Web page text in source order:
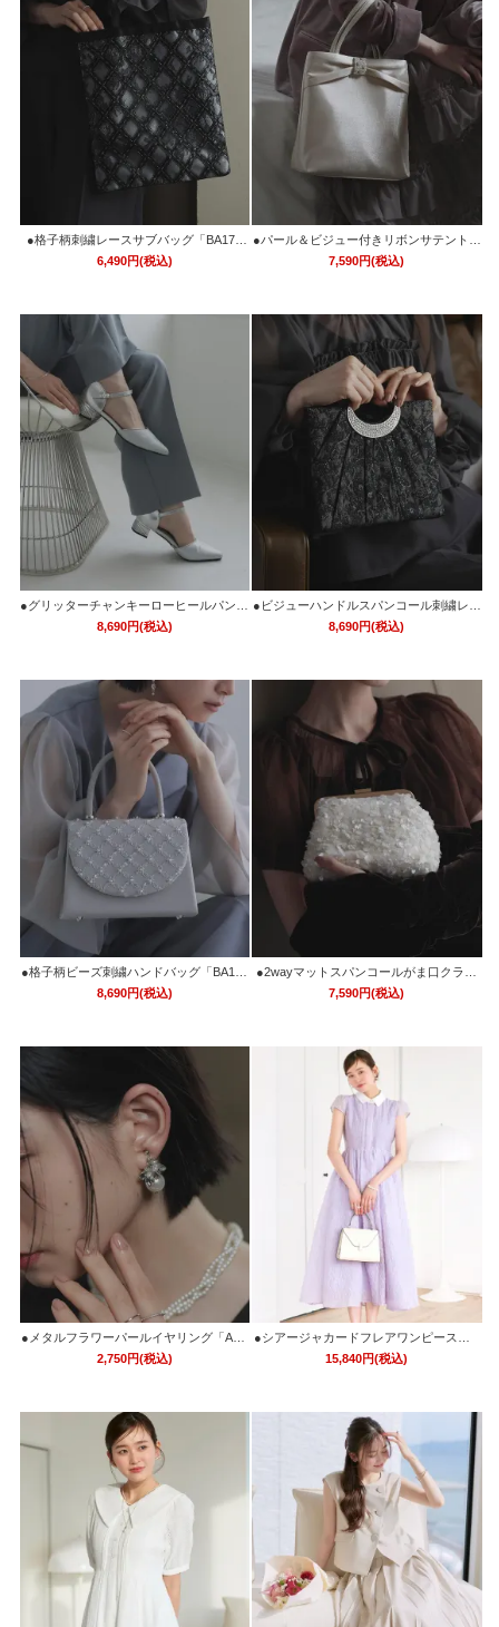
●格子柄刺繍レースサブバッグ「BA175
8」
6,490円(税込)
●パール＆ビジュー付きリボンサテントー
トバッグ「BA1759」
7,590円(税込)
●グリッターチャンキーローヒールパンプ
ス「SH1768」
8,690円(税込)
●ビジューハンドルスパンコール刺繍レー
スハンドバッグ「BA1762」
8,690円(税込)
●格子柄ビーズ刺繍ハンドバッグ「BA176
0」
8,690円(税込)
●2wayマットスパンコールがま口クラッ
チバッグ「BA1761」
7,590円(税込)
●メタルフラワーパールイヤリング「AC1
766」
2,750円(税込)
●シアージャカードフレアワンピース「C
U1745」
15,840円(税込)